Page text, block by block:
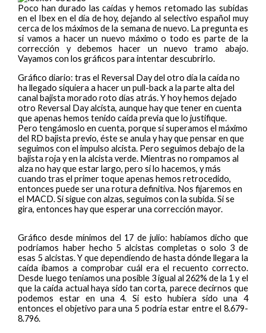
Poco han durado las caídas y hemos retomado las subidas
en el Ibex en el día de hoy, dejando al selectivo español muy
cerca de los máximos de la semana de nuevo. La pregunta es
si vamos a hacer un nuevo máximo o todo es parte de la
corrección y debemos hacer un nuevo tramo abajo.
Vayamos con los gráficos para intentar descubrirlo.
Gráfico diario: tras el Reversal Day del otro día la caída no
ha llegado siquiera a hacer un pull-back a la parte alta del
canal bajista morado roto días atrás. Y hoy hemos dejado
otro Reversal Day alcista, aunque hay que tener en cuenta
que apenas hemos tenido caída previa que lo justifique.
Pero tengámoslo en cuenta, porque si superamos el máximo
del RD bajista previo, éste se anula y hay que pensar en que
seguimos con el impulso alcista. Pero seguimos debajo de la
bajista roja y en la alcista verde. Mientras no rompamos al
alza no hay que estar largo, pero si lo hacemos, y más
cuando tras el primer toque apenas hemos retrocedido,
entonces puede ser una rotura definitiva. Nos fijaremos en
el MACD. Si sigue con alzas, seguimos con la subida. Si se
gira, entonces hay que esperar una corrección mayor.
Gráfico desde mínimos del 17 de julio: habíamos dicho que
podríamos haber hecho 5 alcistas completas o solo 3 de
esas 5 alcistas. Y que dependiendo de hasta dónde llegara la
caída íbamos a comprobar cuál era el recuento correcto.
Desde luego teníamos una posible 3 igual al 262% de la 1 y el
que la caída actual haya sido tan corta, parece decirnos que
podemos estar en una 4. Si esto hubiera sido una 4
entonces el objetivo para una 5 podría estar entre el 8.679-
8.796.